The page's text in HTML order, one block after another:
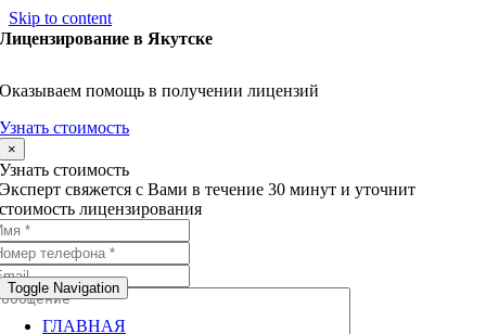
Skip to content
Toggle Navigation
ГЛАВНАЯ
Лицензирование в Якутске
Оказываем помощь в получении лицензий
Узнать стоимость
×
Узнать стоимость
Эксперт свяжется с Вами в течение 30 минут и уточнит
стоимость лицензирования